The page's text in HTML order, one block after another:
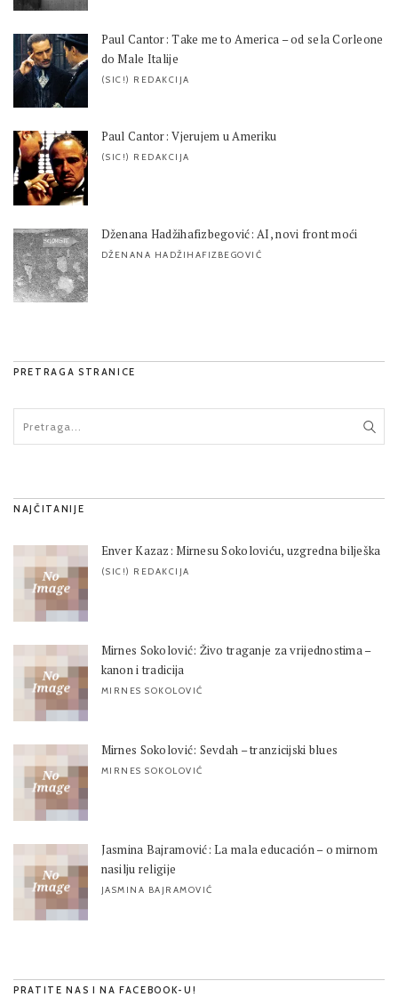
Paul Cantor: Take me to America – od sela Corleone
do Male Italije
(SIC!) REDAKCIJA
Paul Cantor: Vjerujem u Ameriku
(SIC!) REDAKCIJA
Dženana Hadžihafizbegović: AI, novi front moći
DŽENANA HADŽIHAFIZBEGOVIĆ
PRETRAGA STRANICE
NAJČITANIJE
Enver Kazaz: Mirnesu Sokoloviću, uzgredna bilješka
(SIC!) REDAKCIJA
Mirnes Sokolović: Živo traganje za vrijednostima –
kanon i tradicija
MIRNES SOKOLOVIĆ
Mirnes Sokolović: Sevdah – tranzicijski blues
MIRNES SOKOLOVIĆ
Jasmina Bajramović: La mala educación – o mirnom
nasilju religije
JASMINA BAJRAMOVIĆ
PRATITE NAS I NA FACEBOOK-U!